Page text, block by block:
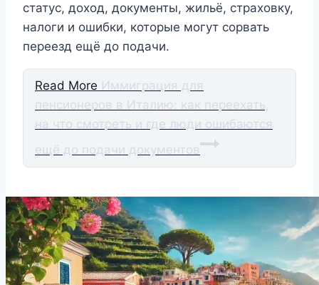
статус, доход, документы, жильё, страховку,
налоги и ошибки, которые могут сорвать
переезд ещё до подачи.
Read More Иммиграция для
пенсионеров в Италию: как переехать,
на что смотреть и где люди ошибаются
ещё до подачи документов